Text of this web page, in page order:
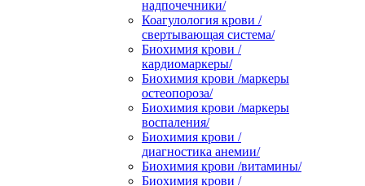
надпочечники/
Коагулология крови /
свертывающая система/
Биохимия крови /
кардиомаркеры/
Биохимия крови /маркеры
остеопороза/
Биохимия крови /маркеры
воспаления/
Биохимия крови /
диагностика анемии/
Биохимия крови /витамины/
Биохимия крови /